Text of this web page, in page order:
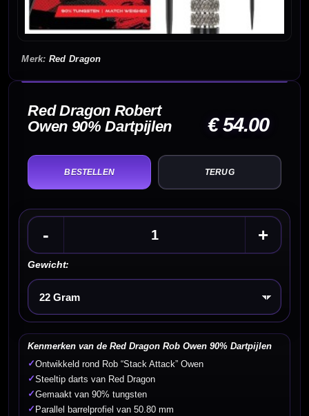
Red Dragon
Red Dragon Robert
Owen 90% Dartpijlen
€ 54.00
TERUG
- +
Gewicht:
Kies een optie
Kenmerken van de Red Dragon Rob Owen 90% Dartpijlen
✓Ontwikkeld rond Rob “Stack Attack” Owen
✓Steeltip darts van Red Dragon
✓Gemaakt van 90% tungsten
✓ Parallel barrelprofiel van 50.80 mm